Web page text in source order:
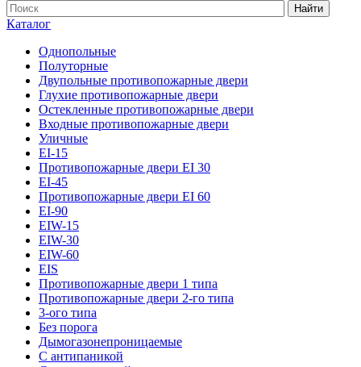
Найти
Каталог
Однопольные
Полуторные
Двупольные противопожарные двери
Глухие противопожарные двери
Остекленные противопожарные двери
Входные противопожарные двери
Уличные
EI-15
Противопожарные двери EI 30
EI-45
Противопожарные двери EI 60
EI-90
EIW-15
EIW-30
EIW-60
EIS
Противопожарные двери 1 типа
Противопожарные двери 2-го типа
3-ого типа
Без порога
Дымогазонепроницаемые
С антипаникой